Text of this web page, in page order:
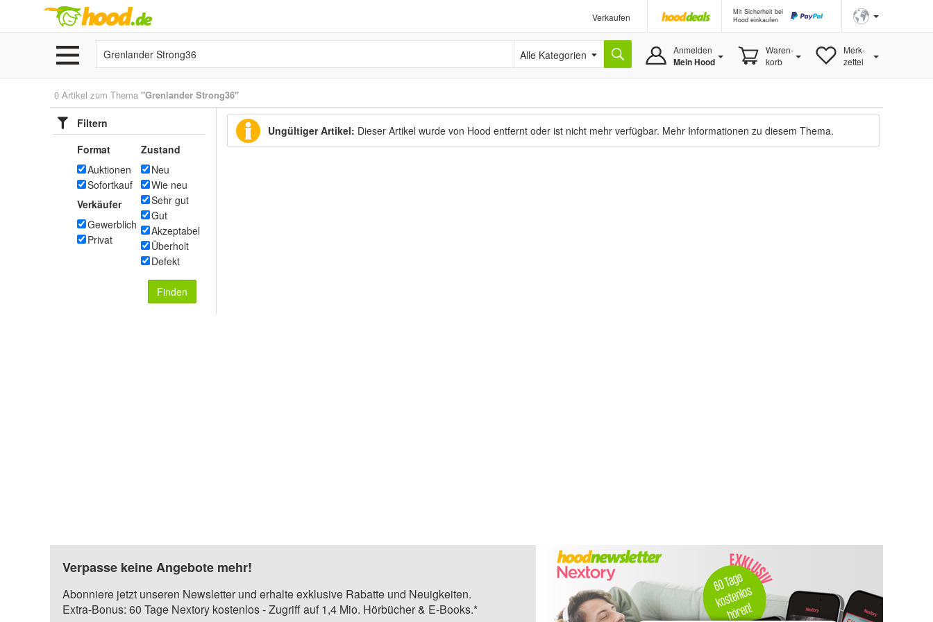
Verkaufen
Mit Sicherheit bei
Hood einkaufen
Alle Kategorien Anmelden
Mein Hood
Waren-
korb
Merk-
zettel
0 Artikel zum Thema "Grenlander Strong36"
Filtern
Format
Auktionen
Sofortkauf
Verkäufer
Gewerblich
Privat
Zustand
Neu
Wie neu
Sehr gut
Gut
Akzeptabel
Überholt
Defekt
Finden
Ungültiger Artikel: Dieser Artikel wurde von Hood entfernt oder ist nicht mehr verfügbar. Mehr Informationen zu diesem Thema.
Verpasse keine Angebote mehr!
Abonniere jetzt unseren Newsletter und erhalte exklusive Rabatte und Neuigkeiten.
Extra-Bonus: 60 Tage Nextory kostenlos - Zugriff auf 1,4 Mio. Hörbücher & E-Books.*